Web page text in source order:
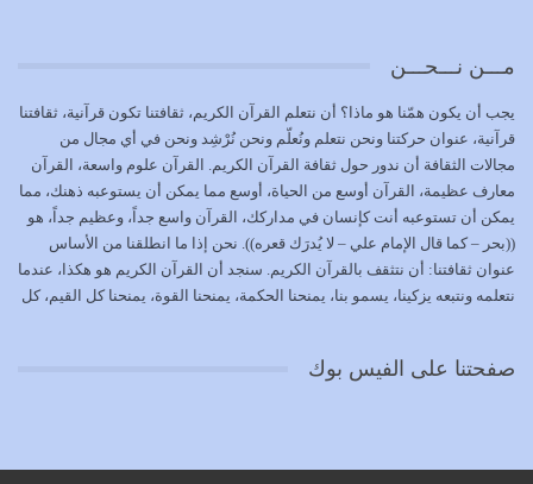
كل زمان…
يوليو 19, 2026
الوظيفة عبارة عن مسؤولية يجب النهوض بها كما ينبغي لكي
تتحقق الحقوق للجميع
يوليو 18, 2026
بعض صفات المتقين {الصَّابِرِينَ وَالصَّادِقِينَ وَالْقَانِتِينَ
يوليو 17, 2026
مـــن نـــحـــن
يجب أن يكون همّنا هو ماذا؟ أن نتعلم القرآن الكريم، ثقافتنا تكون قرآنية، ثقافتنا
قرآنية، عنوان حركتنا ونحن نتعلم ونُعلّم ونحن نُرْشِد ونحن في أي مجال من
مجالات الثقافة أن ندور حول ثقافة القرآن الكريم. القرآن علوم واسعة، القرآن
معارف عظيمة، القرآن أوسع من الحياة، أوسع مما يمكن أن يستوعبه ذهنك، مما
يمكن أن تستوعبه أنت كإنسان في مداركك، القرآن واسع جداً، وعظيم جداً، هو
((بحر – كما قال الإمام علي – لا يُدرَك قعره)). نحن إذا ما انطلقنا من الأساس
عنوان ثقافتنا: أن نتثقف بالقرآن الكريم. سنجد أن القرآن الكريم هو هكذا، عندما
نتعلمه ونتبعه يزكينا، يسمو بنا، يمنحنا الحكمة، يمنحنا القوة، يمنحنا كل القيم، كل
بمستوى أن نثقف الآخرين بالقرآن الكريم، وأن نتثقف بثقافة القرآن الكريم
صفحتنا على الفيس بوك